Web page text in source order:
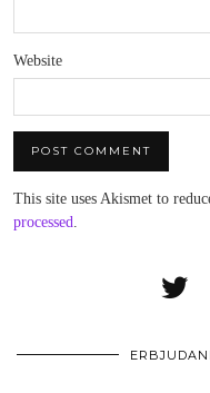
Website
This site uses Akismet to
processed